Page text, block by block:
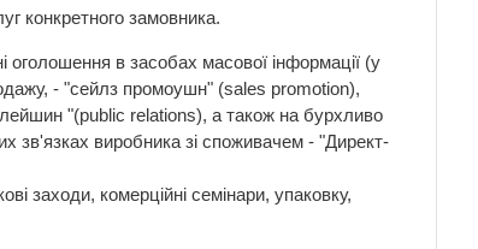
конкретного замовника.
в засобах масової інформації (у
- "сейлз промоушн" (sales promotion),
"(public relations), а також на бурхливо
зв'язках виробника зі споживачем - "Директ-
заходи, комерційні семінари, упаковку,